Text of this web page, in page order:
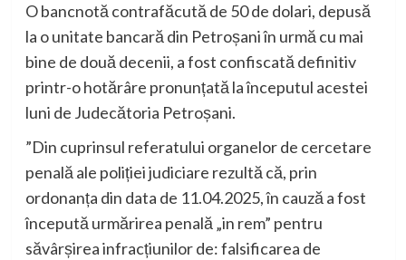
O bancnotă contrafăcută de 50 de dolari, depusă
la o unitate bancară din Petroșani în urmă cu mai
bine de două decenii, a fost confiscată definitiv
printr-o hotărâre pronunțată la începutul acestei
luni de Judecătoria Petroșani.
”Din cuprinsul referatului organelor de cercetare
penală ale poliției judiciare rezultă că, prin
ordonanța din data de 11.04.2025, în cauză a fost
începută urmărirea penală „in rem” pentru
săvârșirea infracțiunilor de: falsificarea de